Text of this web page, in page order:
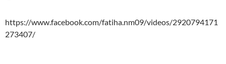
https://www.facebook.com/fatiha.nm09/videos/2920794171
273407/